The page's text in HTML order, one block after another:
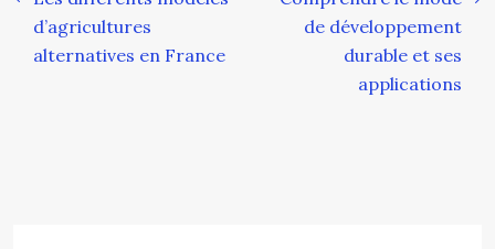
d’agricultures
alternatives en France
de développement
durable et ses
applications